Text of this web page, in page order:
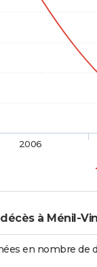
2006
à Ménil-
en nombre de